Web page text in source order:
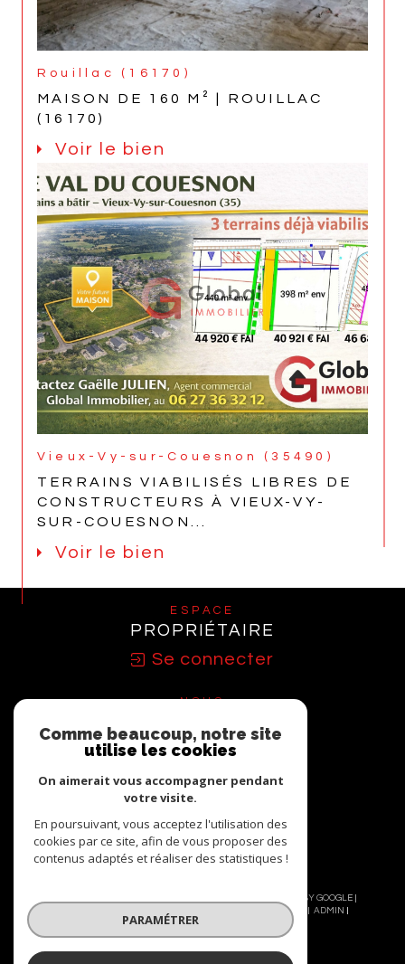
Rouillac (16170)
MAISON DE 160 M² | ROUILLAC
(16170)
Voir le bien
Vieux-Vy-sur-Couesnon (35490)
TERRAINS VIABILISÉS LIBRES DE
CONSTRUCTEURS À VIEUX-VY-
SUR-COUESNON...
Voir le bien
ESPACE
PROPRIÉTAIRE
Se connecter
NOUS
© 2026 | TOUS DROITS RÉSERVÉS | TRADUCTION POWERED BY GOOGLE |
MENTIONS LÉGALES
ADMIN
NOS LIENS
POLITIQUE RGPD
Comme beaucoup, notre site
utilise les cookies
On aimerait vous accompagner pendant
votre visite.
En poursuivant, vous acceptez l'utilisation des
cookies par ce site, afin de vous proposer des
contenus adaptés et réaliser des statistiques !
PARAMÉTRER